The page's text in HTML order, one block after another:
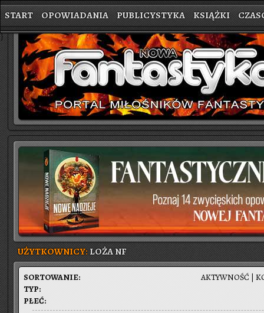
START OPOWIADANIA PUBLICYSTYKA KSIĄŻKI
}
UŻYTKOWNICY:LOŻA NF
AK­TYW­NOŚĆ |
SOR­TO­WA­NIE:
TYP:
PŁEĆ: